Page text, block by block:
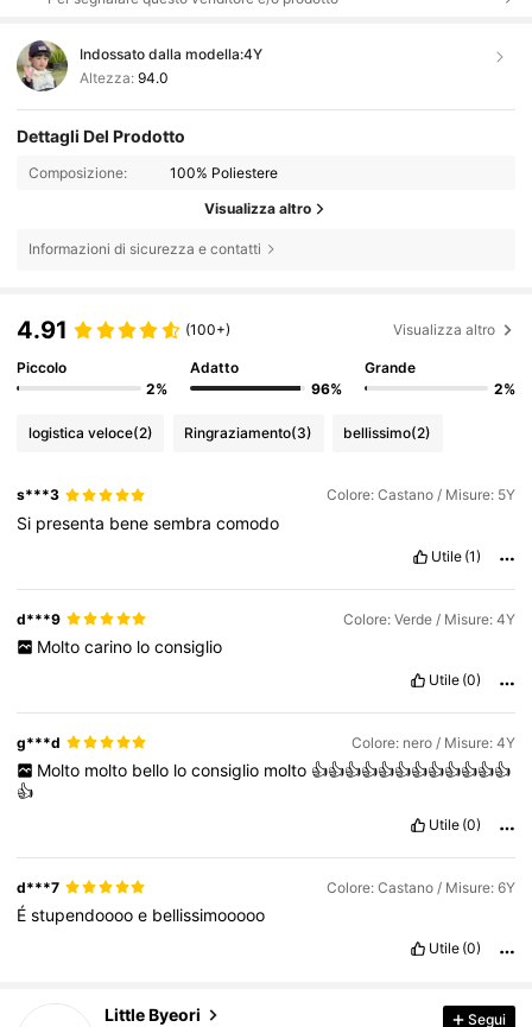
Indossato dalla modella:4Y
Altezza: 94.0
Dettagli Del Prodotto
Composizione: 100% Poliestere
Visualizza altro
Informazioni di sicurezza e contatti
4.91 (100+) Visualizza altro
Piccolo
2%
Adatto
96%
Grande
2%
logistica veloce(2) Ringraziamento(3) bellissimo(2)
s***3 Colore: Castano / Misure: 5Y
Si presenta benesembracomodo
Utile (1)
d***9 Colore: Verde / Misure: 4Y
Molto carino lo consiglio
Utile (0)
g***d Colore: nero / Misure: 4Y
Molto molto bello lo consiglio molto 👍👍👍👍👍👍👍👍👍👍👍👍
👍
Utile (0)
d***7 Colore: Castano / Misure: 6Y
Éstupendooooe bellissimooooo
Utile (0)
Little Byeori Segui